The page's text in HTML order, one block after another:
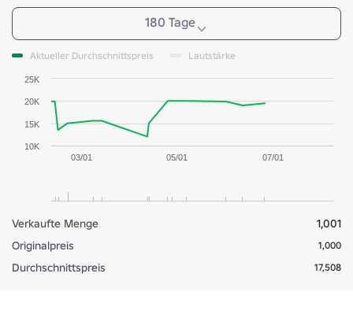
180 Tage
Aktueller Durchschnittspreis Lautstärke
03/01 05/01 07/01
10K
20K
15K
25K
Verkaufte Menge
1,001
Originalpreis
1,000
Durchschnittspreis 17,508